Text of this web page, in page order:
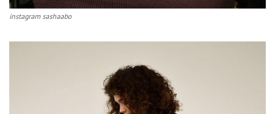
instagram sashaabo